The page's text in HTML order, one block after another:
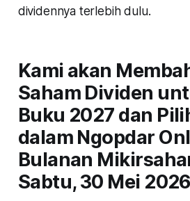
dividennya terlebih dulu.
Kami akan
Saham Dividen
Buku 2027 dan
dalam Ngopdar
Bulanan
Sabtu, 30 Mei 2026